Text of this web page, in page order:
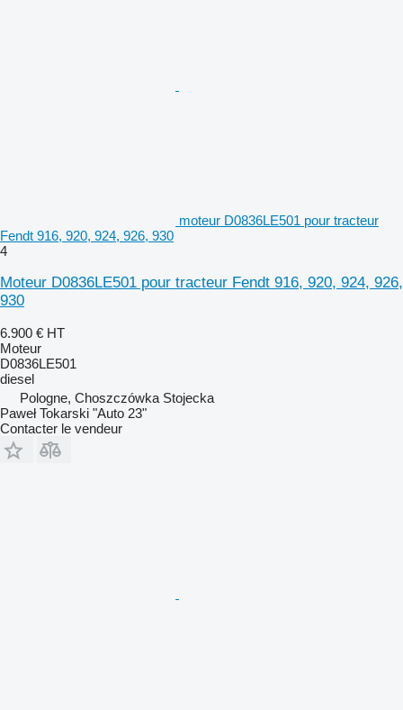
moteur D0836LE501 pour tracteur
Fendt 916, 920, 924, 926, 930
4
Moteur D0836LE501 pour tracteur Fendt 916, 920, 924, 926,
930
6.900 € HT
Moteur
D0836LE501
diesel
Pologne, Choszczówka Stojecka
Paweł Tokarski "Auto 23"
Contacter le vendeur